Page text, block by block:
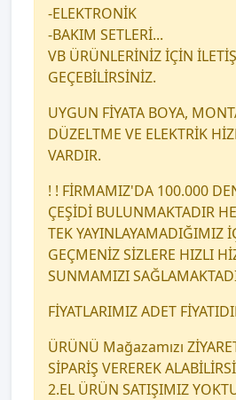
-ELEKTRONİK
-BAKIM SETLERİ...
VB ÜRÜNLERİNİZ İÇİN
GEÇEBİLİRSİNİZ.
UYGUN FİYATA BOYA,
DÜZELTME VE ELEKTRİK
VARDIR.
! ! FİRMAMIZ'DA 100.000
ÇEŞİDİ BULUNMAKTADIR
TEK YAYINLAYAMADIĞIMIZ
GEÇMENİZ SİZLERE HIZLI
SUNMAMIZI
FİYATLARIMIZ ADET
ÜRÜNÜ Mağazamızı
SİPARİŞ VEREREK
2.EL ÜRÜN SATIŞIMIZ